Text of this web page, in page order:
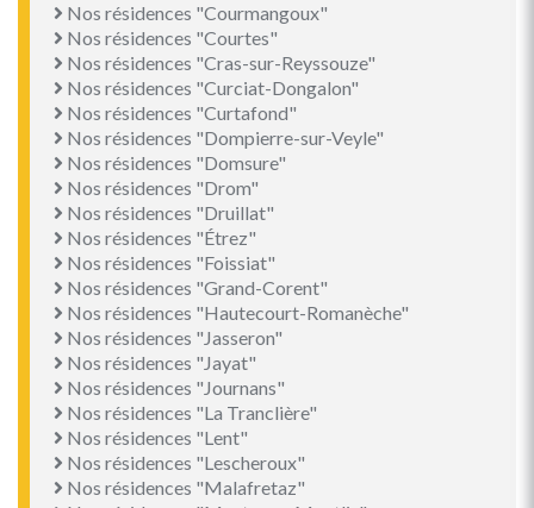
Nos résidences "Courmangoux"
Nos résidences "Courtes"
Nos résidences "Cras-sur-Reyssouze"
Nos résidences "Curciat-Dongalon"
Nos résidences "Curtafond"
Nos résidences "Dompierre-sur-Veyle"
Nos résidences "Domsure"
Nos résidences "Drom"
Nos résidences "Druillat"
Nos résidences "Étrez"
Nos résidences "Foissiat"
Nos résidences "Grand-Corent"
Nos résidences "Hautecourt-Romanèche"
Nos résidences "Jasseron"
Nos résidences "Jayat"
Nos résidences "Journans"
Nos résidences "La Tranclière"
Nos résidences "Lent"
Nos résidences "Lescheroux"
Nos résidences "Malafretaz"